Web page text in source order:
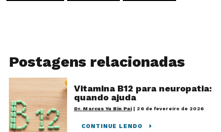
Postagens relacionadas
Vitamina B12 para neuropatia:
quando ajuda
Dr. Marcus Yu Bin Pai | 26 de fevereiro de 2026
CONTINUE LENDO